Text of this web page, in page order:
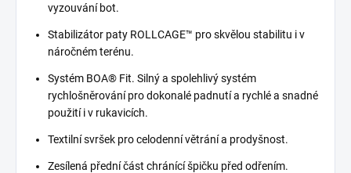
vyzouvání bot.
Stabilizátor paty ROLLCAGE™ pro skvělou stabilitu i v
náročném terénu.
Systém BOA® Fit. Silný a spolehlivý systém
rychlošněrování pro dokonalé padnutí a rychlé a snadné
použití i v rukavicích.
Textilní svršek pro celodenní větrání a prodyšnost.
Zesílená přední část chránící špičku před odřením.